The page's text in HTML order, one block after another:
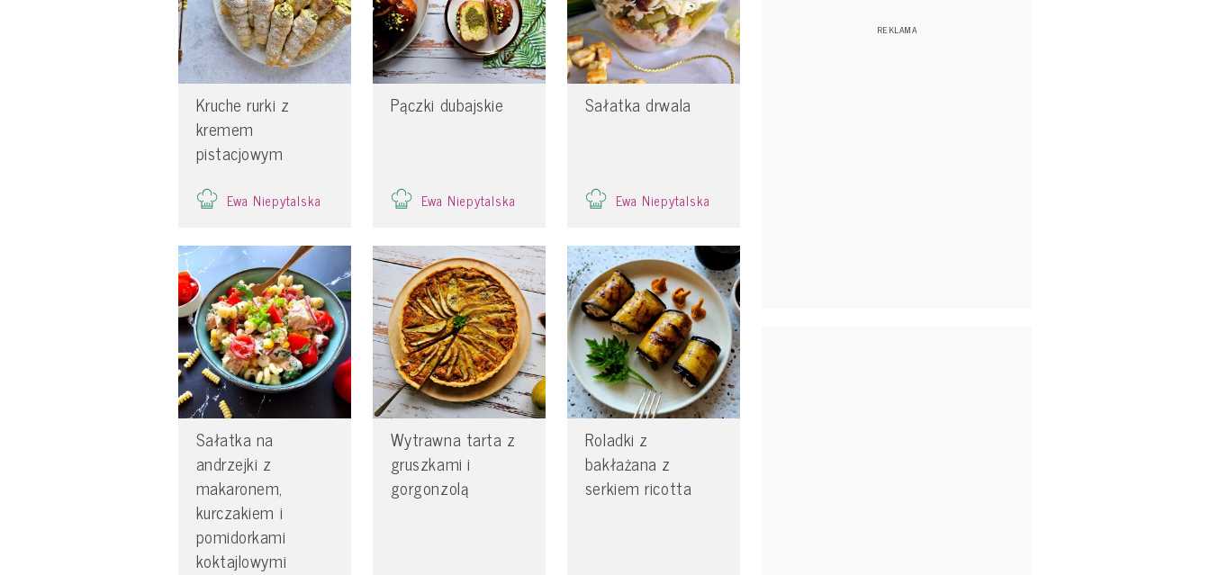
Kruche rurki z
kremem
pistacjowym
Ewa Niepytalska
Pączki dubajskie
Ewa Niepytalska
Sałatka drwala
Ewa Niepytalska
Sałatka na
andrzejki z
makaronem,
kurczakiem i
pomidorkami
koktajlowymi
Wytrawna tarta z
gruszkami i
gorgonzolą
Roladki z
bakłażana z
serkiem ricotta